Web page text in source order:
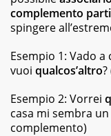
complemento
spingere
Esempio 1: Vado
vuoi qualcos’altro
Esempio 2: Vorrei
casa mi sembra
complemento)